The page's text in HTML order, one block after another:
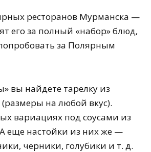
ресторанов Мурманска —
его за полный «набор» блюд,
за Полярным
вы найдете тарелку из
на любой вкус).
вариациях под соусами из
еще настойки из них же —
черники, голубики и т. д.